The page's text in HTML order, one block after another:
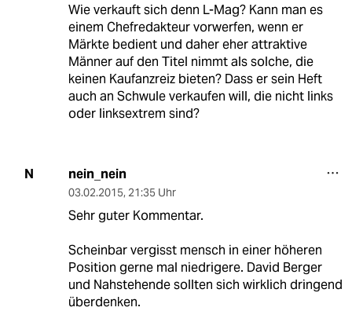
Wie verkauft sich denn L-Mag? Kann man es
einem Chefredakteur vorwerfen, wenn er
Märkte bedient und daher eher attraktive
Männer auf den Titel nimmt als solche, die
keinen Kaufanzreiz bieten? Dass er sein Heft
auch an Schwule verkaufen will, die nicht links
oder linksextrem sind?
N nein_nein
03.02.2015, 21:35 Uhr
Sehr guter Kommentar.
Scheinbar vergisst mensch in einer höheren
Position gerne mal niedrigere. David Berger
und Nahstehende sollten sich wirklich dringend
überdenken.